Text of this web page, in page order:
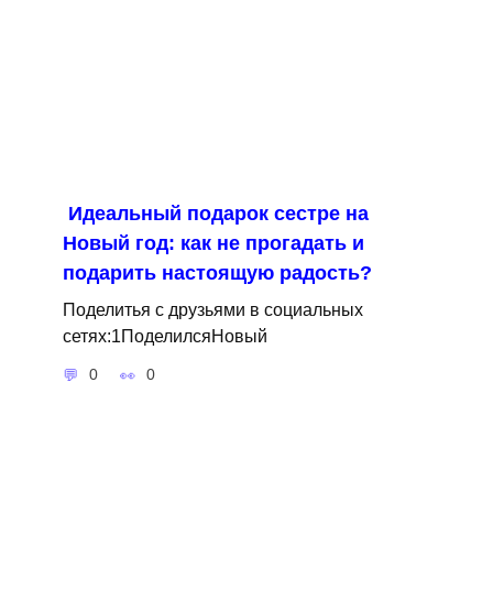
Идеальный подарок сестре на
Новый год: как не прогадать и
подарить настоящую радость?
Поделитья с друзьями в социальных
сетях:1ПоделилсяНовый
0 0